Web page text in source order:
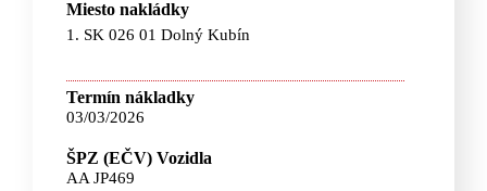
Miesto nakládky
1. SK 026 01 Dolný Kubín
Termín nákladky
03/03/2026
ŠPZ (EČV) Vozidla
AA JP469